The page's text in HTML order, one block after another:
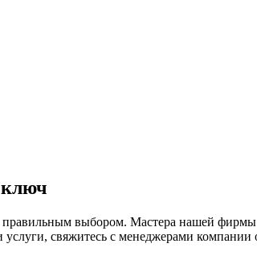
ключ
правильным выбором. Мастера нашей
свяжитесь с менеджерами